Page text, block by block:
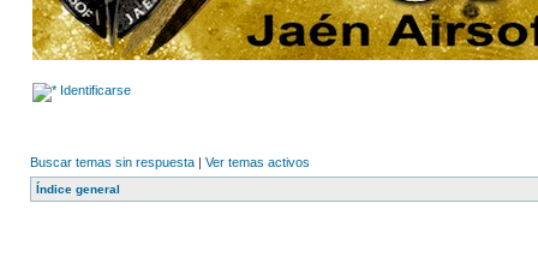
Identificarse
Buscar temas sin respuesta | Ver temas activos
Índice general